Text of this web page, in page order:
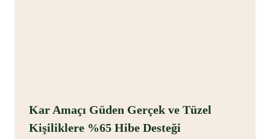
Kar Amaçı Güden Gerçek ve Tüzel
Kişiliklere %65 Hibe Desteği